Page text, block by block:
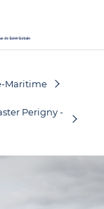
Maritime
Perigny -